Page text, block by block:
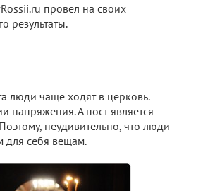
провел на своих
результаты.
люди чаще ходят в церковь.
напряжения. А пост является
неудивительно, что люди
для себя вещам.